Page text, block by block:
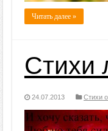
Читать далее »
Стихи
24.07.2013 Стихи